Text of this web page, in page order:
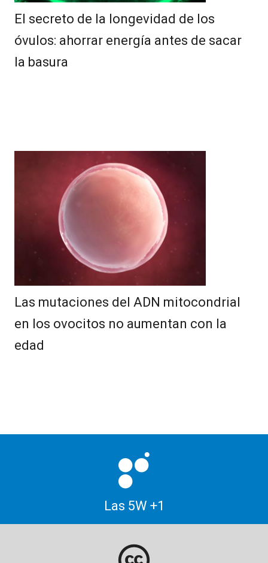
El secreto de la longevidad de los
óvulos: ahorrar energía antes de sacar
la basura
Las mutaciones del ADN mitocondrial
en los ovocitos no aumentan con la
edad
Las 5W +1